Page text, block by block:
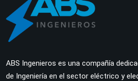
ABS Ingenieros es una compañía
de Ingeniería en el sector eléctrico y